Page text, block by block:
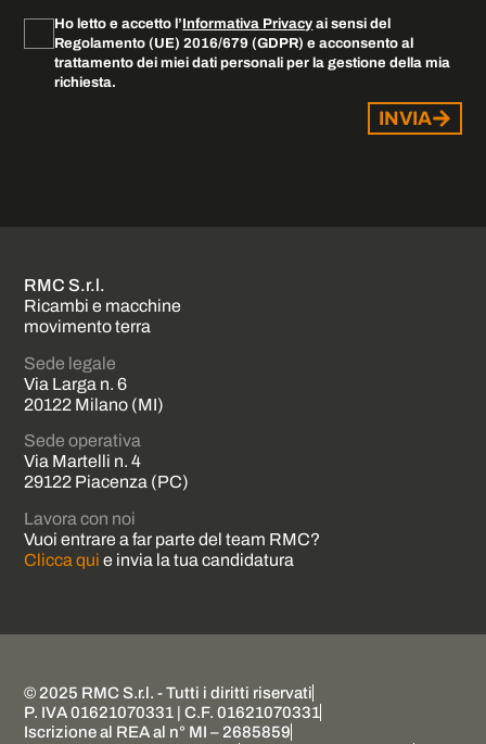
Ho letto e accetto l’Informativa Privacyai sensi del
Regolamento (UE) 2016/679 (GDPR) e acconsento al
trattamento dei miei dati personali per la gestione della mia
richiesta.
INVIA
RMC S.r.l.
Ricambi e macchine
movimento terra
Sede legale
Via Larga n. 6
20122 Milano (MI)
Sede operativa
Via Martelli n. 4
29122 Piacenza (PC)
Lavora con noi
Vuoi entrare a far parte del team RMC?
Clicca quie invia la tua candidatura
© 2025 RMC S.r.l. - Tutti i diritti riservati
P. IVA 01621070331 | C.F. 01621070331
Iscrizione al REA al n° MI – 2685859